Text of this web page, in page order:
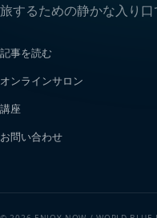
旅するための静かな入り口
記事を読む
オンラインサロン
講座
お問い合わせ